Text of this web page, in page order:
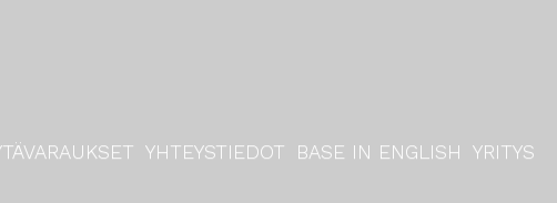
YHTEYSTIEDOT BASE IN ENGLISH YRITYS